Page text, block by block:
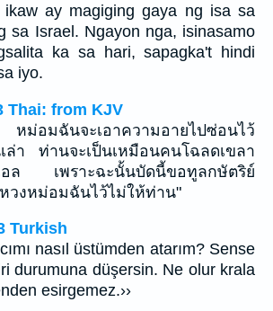
ay magiging gaya ng isa sa
sa Israel. Ngayon nga, isinasamo
ka sa hari, sapagka't hindi
iyo.
Thai: from KJV
อมฉันจะเอาความอายไปซ่อนไว้
า ท่านจะเป็นเหมือนคนโฉลดเขลา
อล เพราะฉะนั้นบัดนี้ขอทูลกษัตริย์
วงหม่อมฉันไว้ไม่ให้ท่าน"
Turkish
nasıl üstümden atarım? Sense
durumuna düşersin. Ne olur krala
esirgemez.››